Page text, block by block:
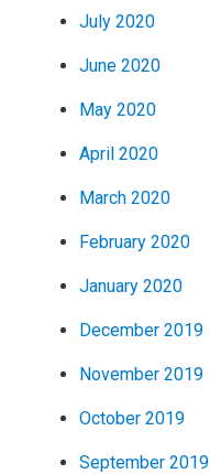
July 2020
June 2020
May 2020
April 2020
March 2020
February 2020
January 2020
December 2019
November 2019
October 2019
September 2019